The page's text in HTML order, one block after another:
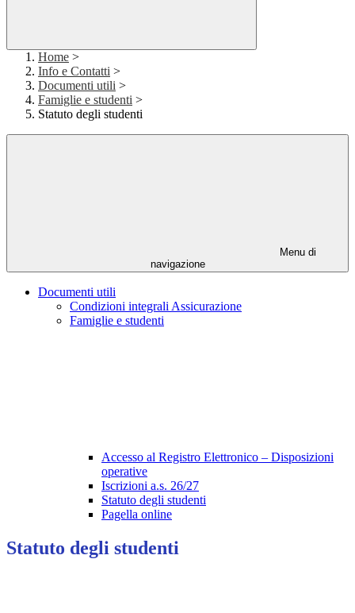
Home >
Info e Contatti >
Documenti utili >
Famiglie e studenti >
Statuto degli studenti
Menu di
navigazione
Documenti utili
Condizioni integrali Assicurazione
Famiglie e studenti
Accesso al Registro Elettronico – Disposizioni
operative
Iscrizioni a.s. 26/27
Statuto degli studenti
Pagella online
Statuto degli studenti